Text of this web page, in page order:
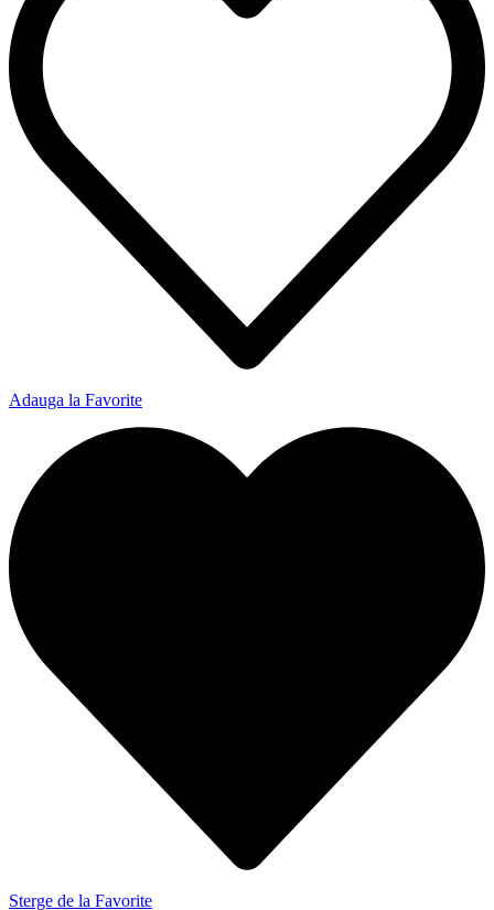
Adauga la Favorite
Sterge de la Favorite